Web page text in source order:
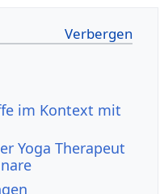
im Kontext mit
Yoga Therapeut